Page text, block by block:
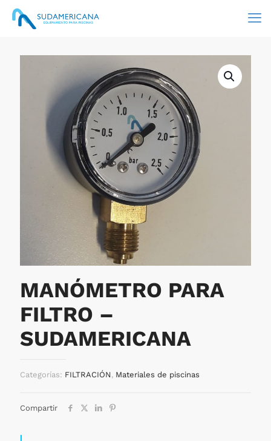
MANÓMETRO PARA
FILTRO –
SUDAMERICANA
Categorías: FILTRACIÓN, Materiales de piscinas
Compartir